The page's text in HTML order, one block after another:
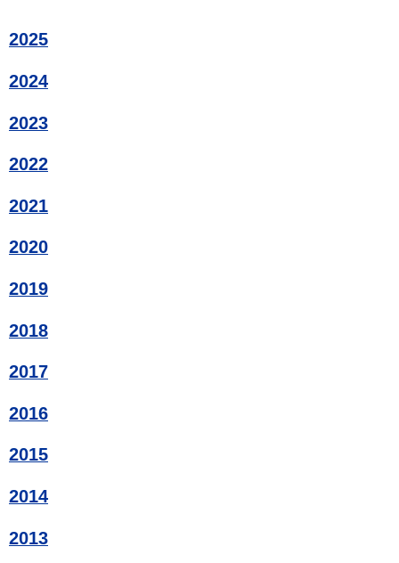
2025
2024
2023
2022
2021
2020
2019
2018
2017
2016
2015
2014
2013